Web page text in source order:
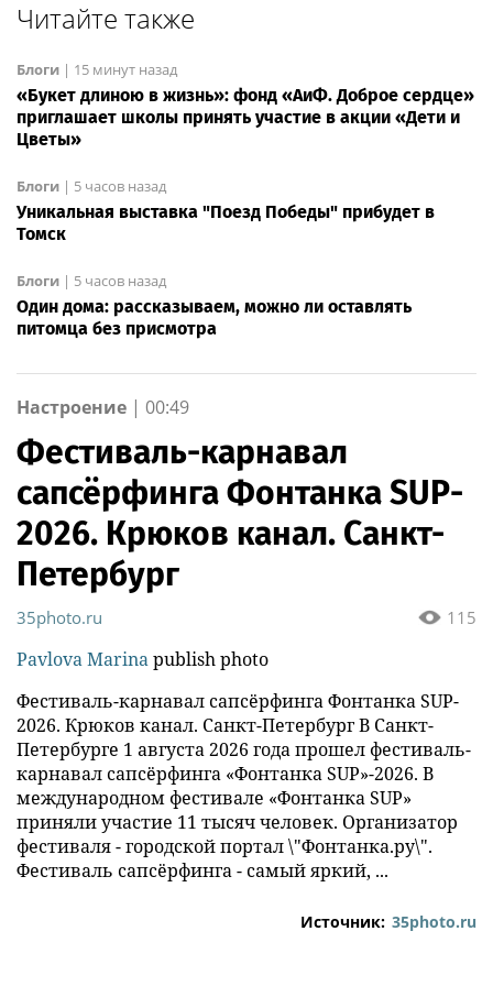
Читайте также
Блоги | 15 минут назад
«Букет длиною в жизнь»: фонд «АиФ. Доброе сердце»
приглашает школы принять участие в акции «Дети и
Цветы»
Блоги | 5 часов назад
Уникальная выставка "Поезд Победы" прибудет в
Томск
Блоги | 5 часов назад
Один дома: рассказываем, можно ли оставлять
питомца без присмотра
Настроение | 00:49
Фестиваль-карнавал
сапсёрфинга Фонтанка SUP-
2026. Крюков канал. Санкт-
Петербург
115
35photo.ru
Pavlova Marinapublish photo
Фестиваль-карнавал сапсёрфинга Фонтанка SUP-
2026. Крюков канал. Санкт-Петербург В Санкт-
Петербурге 1 августа 2026 года прошел фестиваль-
карнавал сапсёрфинга «Фонтанка SUP»-2026. В
международном фестивале «Фонтанка SUP»
приняли участие 11 тысяч человек. Организатор
фестиваля - городской портал \"Фонтанка.ру\".
Фестиваль сапсёрфинга - самый яркий, ...
Источник: 35photo.ru